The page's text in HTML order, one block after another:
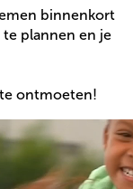
binnenkort
plannen en je
ontmoeten!